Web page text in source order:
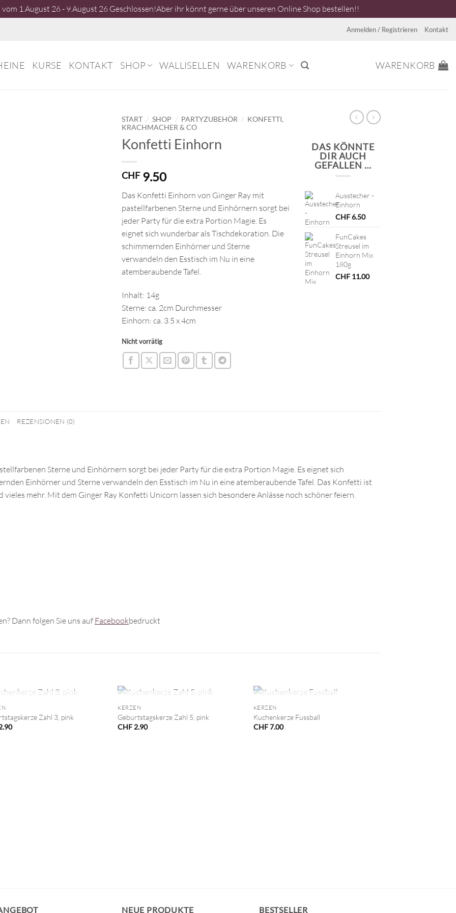
1.August 26 - 9.August 26 Geschlossen!Aber ihr könnt gerne über unseren Online Shop bestellen!!
Anmelden / Registrieren Kontakt
KURSE KONTAKT SHOP WALLISELLEN WARENKORB WARENKORB
START / SHOP / PARTYZUBEHÖR / KONFETTI,
KRACHMACHER & CO
Konfetti Einhorn
CHF9.50
Das Konfetti Einhorn von Ginger Ray mit
pastellfarbenen Sterne und Einhörnern sorgt bei
jeder Party für die extra Portion Magie. Es
eignet sich wunderbar als Tischdekoration. Die
schimmernden Einhörner und Sterne
verwandeln den Esstisch im Nu in eine
atemberaubende Tafel.
Inhalt: 14g
Sterne: ca. 2cm Durchmesser
Einhorn: ca. 3.5 x 4cm
Nicht vorrätig
DAS KÖNNTE
DIR AUCH
GEFALLEN …
Ausstecher -
Einhorn
CHF6.50
FunCakes
Streusel im
Einhorn Mix
180g
CHF 11.00
REZENSIONEN (0)
Sterne und Einhörnern sorgt bei jeder Party für die extra Portion Magie. Es eignet sich
Einhörner und Sterne verwandeln den Esstisch im Nu in eine atemberaubende Tafel. Das Konfetti ist
mehr. Mit dem Ginger Ray Konfetti Unicorn lassen sich besondere Anlässe noch schöner feiern.
Dann folgen Sie uns auf Facebookbedruckt
Zahl 3, pink
+
KERZEN
Geburtstagskerze Zahl 5, pink
CHF2.90
+
KERZEN
Kuchenkerze Fussball
CHF7.00
NEUE PRODUKTE BESTSELLER